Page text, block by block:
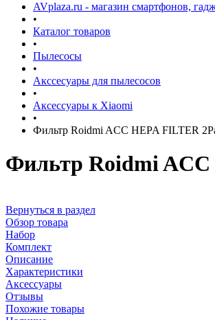
AVplaza.ru - магазин смартфонов,
•
Каталог товаров
•
Пылесосы
•
Акссесуары для пылесосов
•
Аксессуары к Xiaomi
•
Фильтр Roidmi ACC HEPA FILTER
Фильтр Roidmi
Вернуться в раздел
Обзор товара
Набор
Комплект
Описание
Характеристики
Аксессуары
Отзывы
Похожие товары